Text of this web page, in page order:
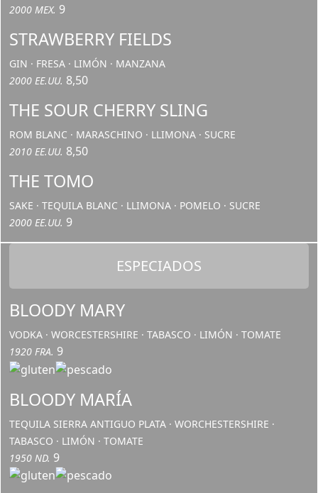
2000 MEX. 9
STRAWBERRY FIELDS
GIN · FRESA · LIMÓN · MANZANA
2000 EE.UU. 8,50
THE SOUR CHERRY SLING
ROM BLANC · MARASCHINO · LLIMONA · SUCRE
2010 EE.UU. 8,50
THE TOMO
SAKE · TEQUILA BLANC · LLIMONA · POMELO · SUCRE
2000 EE.UU. 9
ESPECIADOS
BLOODY MARY
VODKA · WORCESTERSHIRE · TABASCO · LIMÓN · TOMATE
1920 FRA. 9
BLOODY MARÍA
TEQUILA SIERRA ANTIGUO PLATA · WORCHESTERSHIRE ·
TABASCO · LIMÓN · TOMATE
1950 ND. 9